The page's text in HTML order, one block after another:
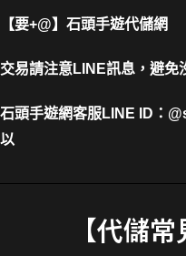
【要+@】 石頭手遊代儲網
交易請注意LINE訊息，避免
石頭手遊網客服LINE ID ：
以
【代儲